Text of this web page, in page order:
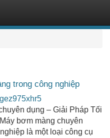
trong công nghiệp
dụng – Giải Pháp Tối
bơm màng chuyên
là một loại công cụ